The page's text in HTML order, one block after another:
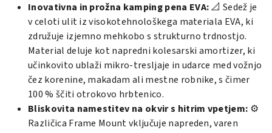
Inovativna in prožna kamping pena EVA:📐 Sedež je
v celoti ulit iz visokotehnološkega materiala EVA, ki
združuje izjemno mehkobo s strukturno trdnostjo.
Material deluje kot napredni kolesarski amortizer, ki
učinkovito ublaži mikro-tresljaje in udarce med vožnjo
čez korenine, makadam ali mestne robnike, s čimer
100 % ščiti otrokovo hrbtenico.
Bliskovita namestitev na okvir s hitrim vpetjem: ⚙️
Različica Frame Mountvključuje napreden, varen